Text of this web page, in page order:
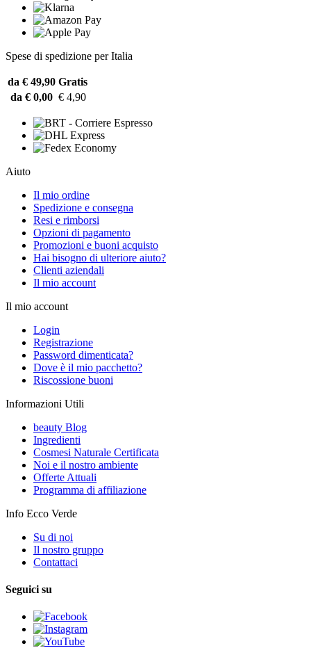
Spese di spedizione per Italia
da € 49,90 Gratis
da € 0,00 € 4,90
Aiuto
Il mio ordine
Spedizione e consegna
Resi e rimborsi
Opzioni di pagamento
Promozioni e buoni acquisto
Hai bisogno di ulteriore aiuto?
Clienti aziendali
Il mio account
Il mio account
Login
Registrazione
Password dimenticata?
Dove è il mio pacchetto?
Riscossione buoni
Informazioni Utili
beauty Blog
Ingredienti
Cosmesi Naturale Certificata
Noi e il nostro ambiente
Offerte Attuali
Programma di affiliazione
Info Ecco Verde
Su di noi
Il nostro gruppo
Contattaci
Seguici su